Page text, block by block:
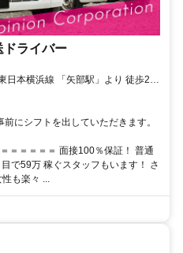
ドライバー
にシフトを出していただきます。
＝＝＝＝＝ 面接100％保証！ 普通
で59万 稼ぐスタッフもいます！ さ
も楽々 ...